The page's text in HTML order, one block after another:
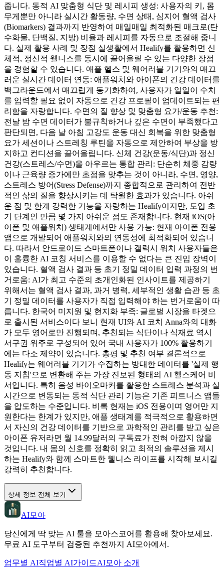
줍니다. 동적 AI 맞춤형 식단 및 레시피 생성: 사용자의 키, 몸
무게뿐만 아니라 실시간 활동량, 수면 상태, 심지어 혈액 검사
(Biomarkers) 결과까지 반영하여 매일매일 최적화된 매크로(탄
수화물, 단백질, 지방) 비율과 레시피를 자동으로 조절해 줍니
다. 실제 활용 사례 및 장점 실생활에서 Healify를 활용하면 신
체적, 정신적 웰니스를 동시에 끌어올릴 수 있는 다양한 장점
을 경험할 수 있습니다. 애플 헬스 및 웨어러블 기기와의 매끄
러운 실시간 데이터 연동: 애플워치와 아이폰의 건강 데이터를
백그라운드에서 매끄럽게 동기화하여, 사용자가 일일이 수치
를 입력할 필요 없이 자동으로 건강 프로필이 업데이트되는 편
리함을 자랑합니다. 수면의 질 향상 및 맞춤형 요가/운동 추천:
전날 밤 수면 데이터가 불규칙하거나 깊은 수면이 부족했다고
판단되면, 다음 날 아침 고강도 운동 대신 회복을 위한 맞춤형
요가 세션이나 스트레칭 루틴을 자동으로 제안하여 부상을 방
지하고 컨디션을 끌어올립니다. 신체 건강(운동/식단)과 정신
건강(스트레스/수면)을 아우르는 통합 관리: 단순히 체중 감량
이나 근육량 증가에만 초점을 맞추는 것이 아니라, 수면, 영양,
스트레스 방어(Stress Defense)까지 종합적으로 관리하여 전반
적인 삶의 질을 향상시키는 데 탁월한 효과가 있습니다. 아쉬
운 점 및 한계 강력한 기능을 자랑하는 Healify이지만, 도입 초
기 단계인 만큼 몇 가지 아쉬운 점도 존재합니다. 현재 iOS(아
이폰 및 애플워치) 생태계에서만 사용 가능: 현재 아이폰 전용
앱으로 개발되어 애플워치와의 연동성에 최적화되어 있습니
다. 따라서 안드로이드 스마트폰이나 갤럭시 워치 사용자들은
이 훌륭한 AI 코칭 서비스를 이용할 수 없다는 큰 진입 장벽이
있습니다. 혈액 검사 결과 등 초기 정밀 데이터 입력 과정의 번
거로움: AI가 최고 수준의 초개인화된 인사이트를 제공하기
위해서는 혈액 검사 결과, 과거 병력, 세부적인 생활 습관 등 초
기 정밀 데이터를 사용자가 직접 입력해야 하는 번거로움이 따
릅니다. 한국어 미지원 및 현지화 부족: 글로벌 시장을 타겟으
로 출시된 서비스이다 보니 현재 UI와 AI 코치 Anna와의 대화
가 모두 영어로만 진행되며, 추천되는 식단이나 식재료 역시
서구권 위주로 구성되어 있어 국내 사용자가 100% 활용하기
에는 다소 제약이 있습니다. 총평 및 추천 여부 결론적으로
Healify는 웨어러블 기기가 수집하는 방대한 데이터를 '실제 행
동 지침'으로 변환해 주는 가장 진보된 형태의 AI 헬스케어 비
서입니다. 특히 음성 바이오마커를 활용한 스트레스 분석과 실
시간으로 변동되는 동적 식단 관리 기능은 기존 피트니스 앱들
을 압도하는 수준입니다. 비록 현재는 iOS 전용이며 영어만 지
원한다는 한계가 있지만, 애플 생태계를 적극적으로 활용하면
서 자신의 건강 데이터를 기반으로 과학적인 관리를 받고 싶은
아이폰 유저라면 월 14.99달러의 구독료가 전혀 아깝지 않을
것입니다. 내 몸의 신호를 정확히 읽고 최적의 솔루션을 제시
하는 Healify와 함께 스마트한 웰니스 라이프를 시작해 보시길
강력히 추천합니다.
상세 정보 전체 보기
AI모아
당신에게 딱 맞는 AI 툴을 모아스코어를 활용해 찾아보세요.
무료 AI 도구부터 검증된 추천까지 AI모아에서.
업무별 AI직업별 AI가이드AI모아 소개